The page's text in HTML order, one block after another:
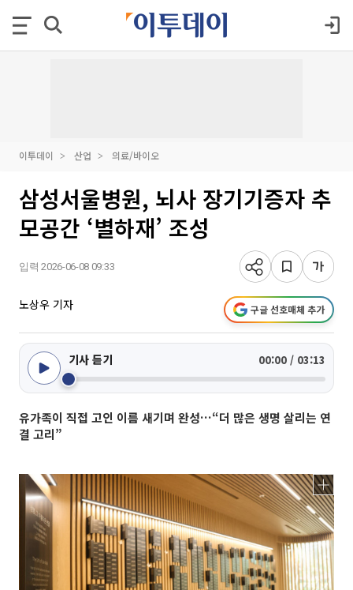
이투데이 산업 의료/바이오
삼성서울병원, 뇌사 장기기증자 추
모공간 ‘별하재’ 조성
입력 2026-06-08 09:33
노상우 기자 구글 선호매체 추가
기사 듣기 00:00 / 03:13
유가족이 직접 고인 이름 새기며 완성…“더 많은 생명 살리는 연
결 고리”